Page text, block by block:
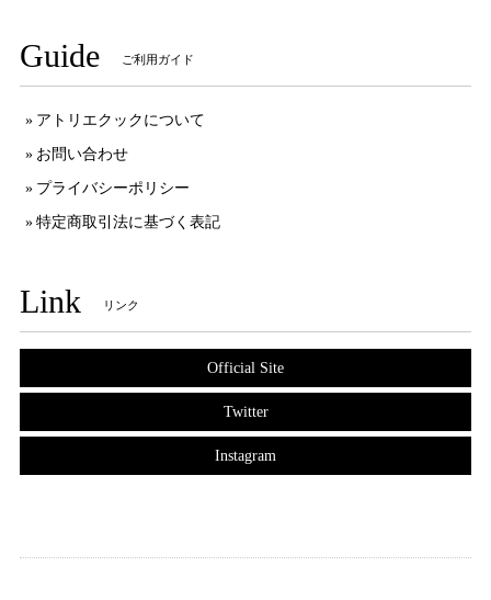
Guide ご利用ガイド
アトリエクックについて
お問い合わせ
プライバシーポリシー
特定商取引法に基づく表記
Link リンク
Official Site
Twitter
Instagram